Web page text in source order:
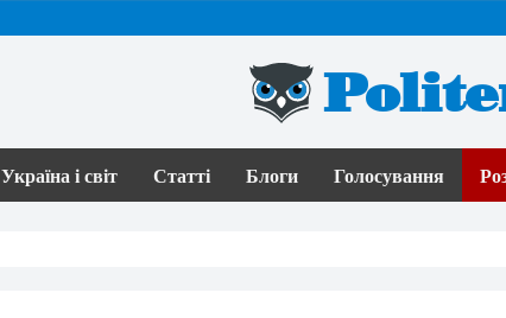
Україна і світ Статті Блоги Голосування